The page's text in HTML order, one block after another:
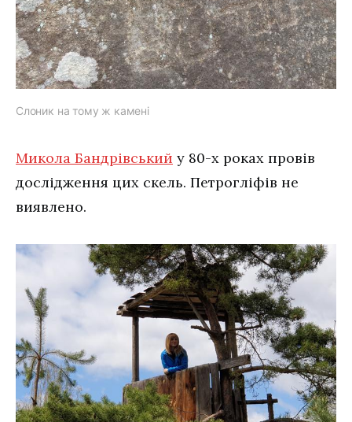
Слоник на тому ж камені
Микола Бандрівський у 80-х роках провів
дослідження цих скель. Петрогліфів не
виявлено.